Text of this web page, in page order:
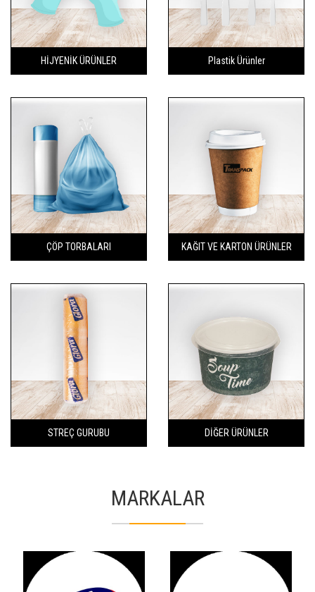
HİJYENİK ÜRÜNLER Plastik Ürünler
ÇÖP TORBALARI KAĞIT VE KARTON ÜRÜNLER
STREÇ GURUBU DİĞER ÜRÜNLER
MARKALAR